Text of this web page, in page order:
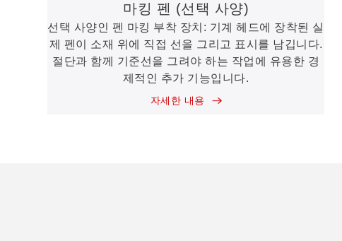
마킹 펜 (선택 사양)
선택 사양인 펜 마킹 부착 장치: 기계 헤드에 장착된 실
제 펜이 소재 위에 직접 선을 그리고 표시를 남깁니다.
절단과 함께 기준선을 그려야 하는 작업에 유용한 경
제적인 추가 기능입니다.
자세한 내용